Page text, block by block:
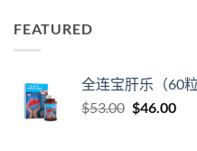
FEATURED
全连宝肝乐（60
$53.00 原
$46.00当